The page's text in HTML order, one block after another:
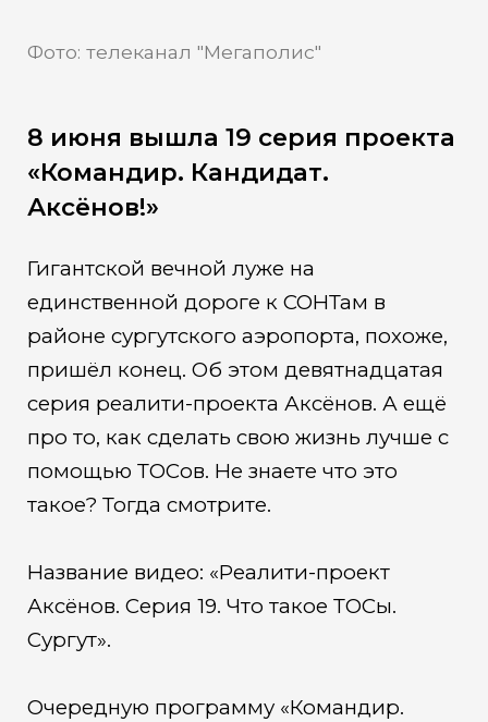
Фото: телеканал "Мегаполис"
8 июня вышла 19 серия проекта
«Командир. Кандидат.
Аксёнов!»
Гигантской вечной луже на
единственной дороге к СОНТам в
районе сургутского аэропорта, похоже,
пришёл конец. Об этом девятнадцатая
серия реалити-проекта Аксёнов. А ещё
про то, как сделать свою жизнь лучше с
помощью ТОСов. Не знаете что это
такое? Тогда смотрите.
Название видео: «Реалити-проект
Аксёнов. Серия 19. Что такое ТОСы.
Сургут».
Очередную программу «Командир.